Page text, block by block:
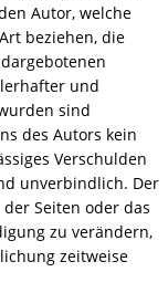
Autor, welche
beziehen, die
und
sind
des Autors kein
Verschulden
unverbindlich. Der
Seiten oder das
zu verändern,
zeitweise